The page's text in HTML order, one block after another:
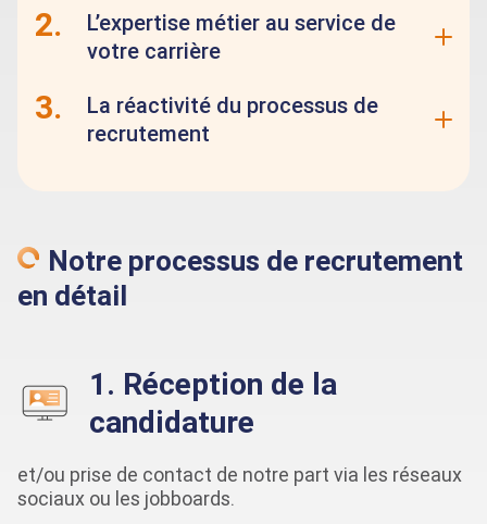
2.
L’expertise métier au service de
votre carrière
3.
La réactivité du processus de
recrutement
Notre processus de recrutement
en détail
1. Réception de la
candidature
et/ou prise de contact de notre part via les réseaux
sociaux ou les jobboards.